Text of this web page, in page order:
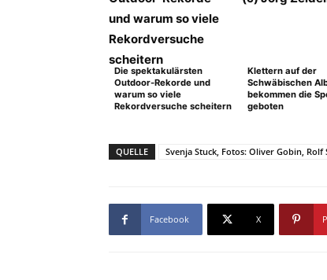
Die spektakulärsten
Outdoor-Rekorde und
warum so viele
Rekordversuche scheitern
Klettern auf der
Schwäbischen
bekommen die
geboten
QUELLE Svenja Stuck, Fotos: Oliver Gobin,
Facebook X